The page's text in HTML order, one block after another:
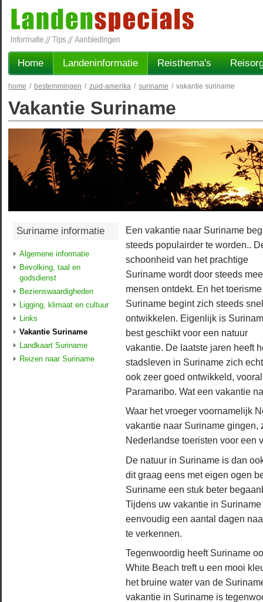
Home Landeninformatie Reisthema's
home / bestemmingen / zuid-amerika / suriname / vakantie suriname
Vakantie Suriname
Een vakantie naar Suriname
steeds populairder te worden..
schoonheid van het prachtige
Suriname wordt door steeds
mensen ontdekt. En het
Suriname begint zich steeds
ontwikkelen. Eigenlijk is
best geschikt voor een natuur
vakantie. De laatste jaren heeft
stadsleven in Suriname zich
ook zeer goed ontwikkeld,
Paramaribo. Wat een vakantie
Waar het vroeger voornamelijk
vakantie naar Suriname gingen,
Nederlandse toeristen voor een
De natuur in Suriname is dan
dit graag eens met eigen ogen
Suriname een stuk beter
Tijdens uw vakantie in
eenvoudig een aantal dagen
te verkennen.
Tegenwoordig heeft Suriname
White Beach treft u een mooi
het bruine water van de
vakantie in Suriname is
Suriname informatie
Algemene informatie
Bevolking, taal en
godsdienst
Bezienswaardigheden
Ligging, klimaat en cultuur
Links
Vakantie Suriname
Landkaart Suriname
Reizen naar Suriname